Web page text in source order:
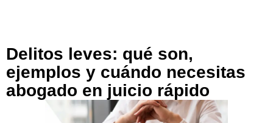
Delitos leves: qué son,
ejemplos y cuándo necesitas
abogado en juicio rápido